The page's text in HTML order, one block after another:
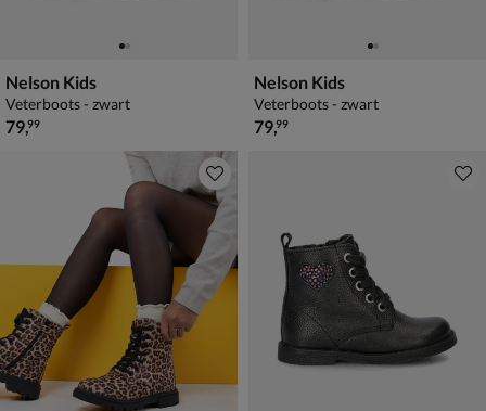
Nelson Kids
Veterboots - zwart
€ 79,99
79,99
Nelson Kids
Veterboots - zwart
€ 79,99
79,99